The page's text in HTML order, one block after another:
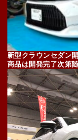
新型クラウンセダン
商品は開発完了次第